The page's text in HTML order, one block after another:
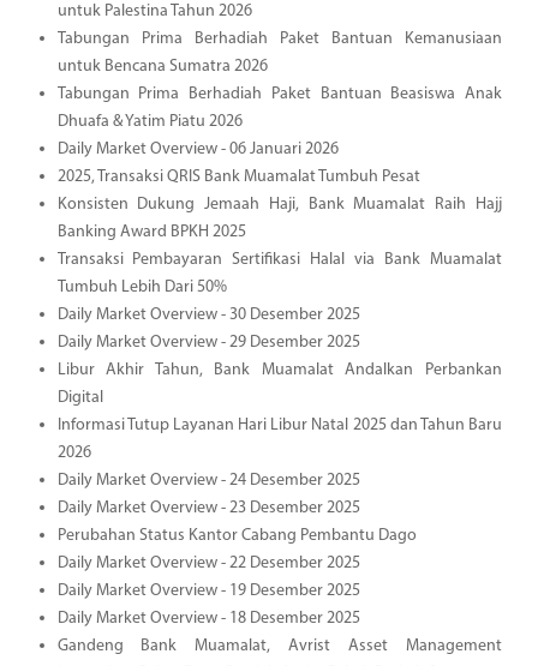
untuk Palestina Tahun 2026
Tabungan Prima Berhadiah Paket Bantuan Kemanusiaan
untuk Bencana Sumatra 2026
Tabungan Prima Berhadiah Paket Bantuan Beasiswa Anak
Dhuafa & Yatim Piatu 2026
Daily Market Overview - 06 Januari 2026
2025, Transaksi QRIS Bank Muamalat Tumbuh Pesat
Konsisten Dukung Jemaah Haji, Bank Muamalat Raih Hajj
Banking Award BPKH 2025
Transaksi Pembayaran Sertifikasi Halal via Bank Muamalat
Tumbuh Lebih Dari 50%
Daily Market Overview - 30 Desember 2025
Daily Market Overview - 29 Desember 2025
Libur Akhir Tahun, Bank Muamalat Andalkan Perbankan
Digital
Informasi Tutup Layanan Hari Libur Natal 2025 dan Tahun Baru
2026
Daily Market Overview - 24 Desember 2025
Daily Market Overview - 23 Desember 2025
Perubahan Status Kantor Cabang Pembantu Dago
Daily Market Overview - 22 Desember 2025
Daily Market Overview - 19 Desember 2025
Daily Market Overview - 18 Desember 2025
Gandeng Bank Muamalat, Avrist Asset Management